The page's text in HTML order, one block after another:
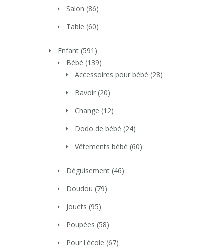
Salon (86)
Table (60)
Enfant (591)
Bébé (139)
Accessoires pour bébé (28)
Bavoir (20)
Change (12)
Dodo de bébé (24)
Vêtements bébé (60)
Déguisement (46)
Doudou (79)
Jouets (95)
Poupées (58)
Pour l'école (67)